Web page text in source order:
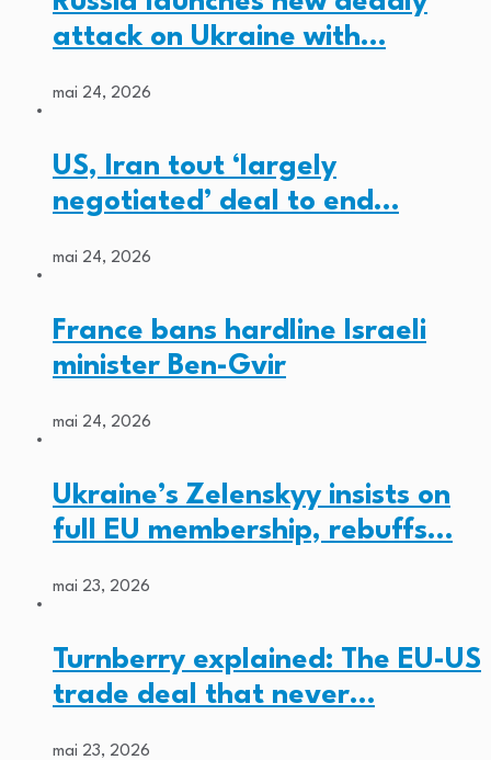
attack on Ukraine with…
mai 24, 2026
US, Iran tout ‘largely
negotiated’ deal to end…
mai 24, 2026
France bans hardline Israeli
minister Ben-Gvir
mai 24, 2026
Ukraine’s Zelenskyy insists on
full EU membership, rebuffs…
mai 23, 2026
Turnberry explained: The EU-US
trade deal that never…
mai 23, 2026